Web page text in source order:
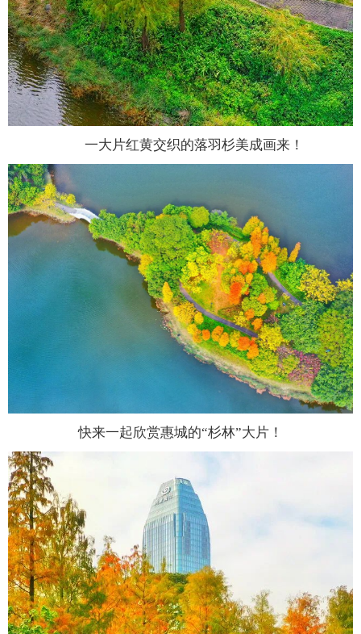
一大片红黄交织的落羽杉美成画来！
快来一起欣赏惠城的“杉林”大片！